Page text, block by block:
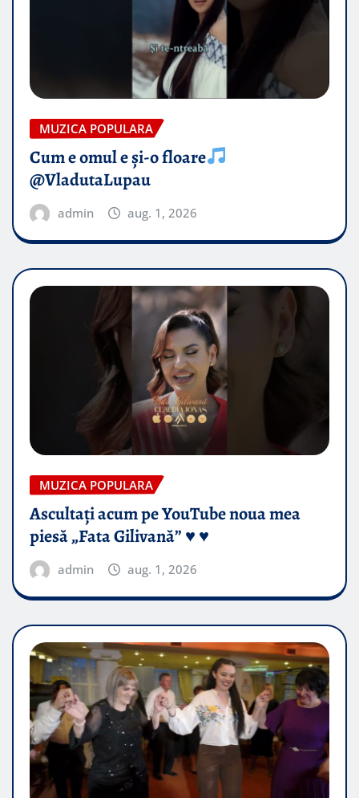
MUZICA POPULARA
Cum e omul e și-o floare
@VladutaLupau
admin aug. 1, 2026
MUZICA POPULARA
Ascultați acum pe YouTube noua mea
piesă „Fata Gilivană” ♥️ ♥️
admin aug. 1, 2026